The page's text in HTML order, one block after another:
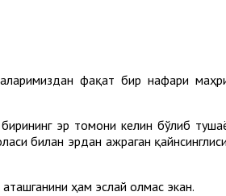
фақат бир нафари
эр томони келин бўлиб
билан эрдан ажраган
ҳам эслай олмас экан.